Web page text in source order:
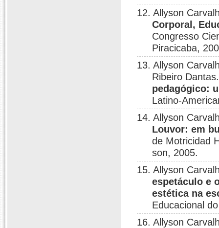
12. Allyson
Corporal,
Congresso
Piracicaba,
13. Allyson
Ribeiro
pedagógico:
Latino-
14. Allyson
Louvor: em
de Motricidad
son, 2005.
15. Allyson
espetáculo e
estética na
Educacional
16. Allyson